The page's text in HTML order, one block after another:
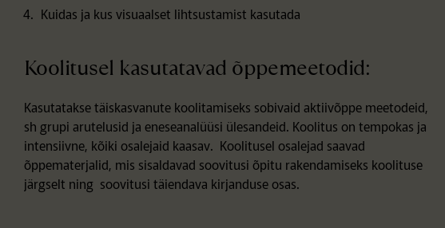
Kuidas ja kus visuaalset lihtsustamist kasutada
Koolitusel kasutatavad õppemeetodid:
Kasutatakse täiskasvanute koolitamiseks sobivaid aktiivõppe meetodeid,
sh grupi arutelusid ja eneseanalüüsi ülesandeid. Koolitus on tempokas ja
intensiivne, kõiki osalejaid kaasav. Koolitusel osalejad saavad
õppematerjalid, mis sisaldavad soovitusi õpitu rakendamiseks koolituse
järgselt ning soovitusi täiendava kirjanduse osas.